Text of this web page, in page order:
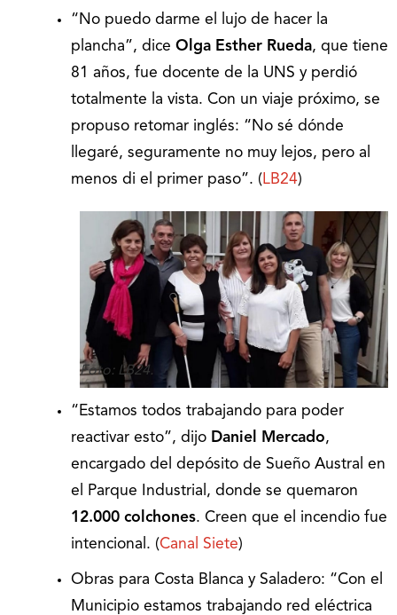
“No puedo darme el lujo de hacer la
plancha”, dice Olga Esther Rueda, que tiene
81 años, fue docente de la UNS y perdió
totalmente la vista. Con un viaje próximo, se
propuso retomar inglés: “No sé dónde
llegaré, seguramente no muy lejos, pero al
menos di el primer paso”. (LB24)
Foto: LB24.
“Estamos todos trabajando para poder
reactivar esto”, dijo Daniel Mercado,
encargado del depósito de Sueño Austral en
el Parque Industrial, donde se quemaron
12.000 colchones. Creen que el incendio fue
intencional. (Canal Siete)
Obras para Costa Blanca y Saladero: “Con el
Municipio estamos trabajando red eléctrica